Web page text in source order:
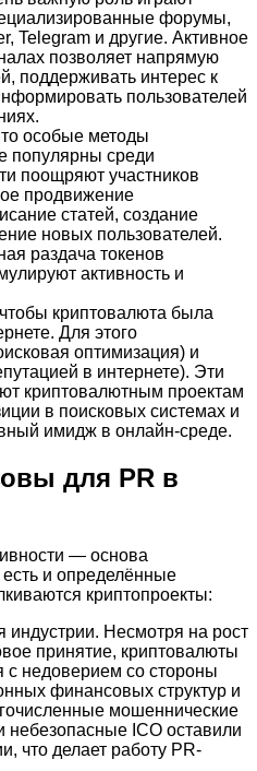
форумы,
Telegram и другие. Активное
позволяет напрямую
поддерживать интерес к
пользователей
особые методы
популярны среди
поощряют участников
продвижение
статей, создание
новых пользователей.
раздача токенов
активность и
криптовалюта была
Для этого
оптимизация) и
в интернете). Эти
криптовалютным проектам
в поисковых системах и
имидж в онлайн-среде.
для PR в
— основа
и определённые
криптопроекты:
индустрии. Несмотря на рост
принятие, криптовалюты
с недоверием со стороны
финансовых структур и
мошеннические
ICO оставили
что делает работу PR-